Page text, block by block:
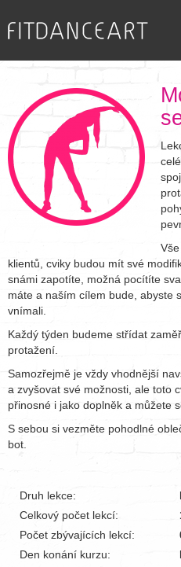
klientů, cviky budou mít své
snámi zapotíte, možná pocítíte
máte a naším cílem bude, abyste
vnímali.
Každý týden budeme střídat
protažení.
Samozřejmě je vždy vhodnější
a zvyšovat své možnosti, ale toto
přinosné i jako doplněk a můžete
S sebou si vezměte pohodlné
bot.
Druh lekce:
Celkový počet lekcí:
Počet zbývajících lekcí:
Den konání kurzu: